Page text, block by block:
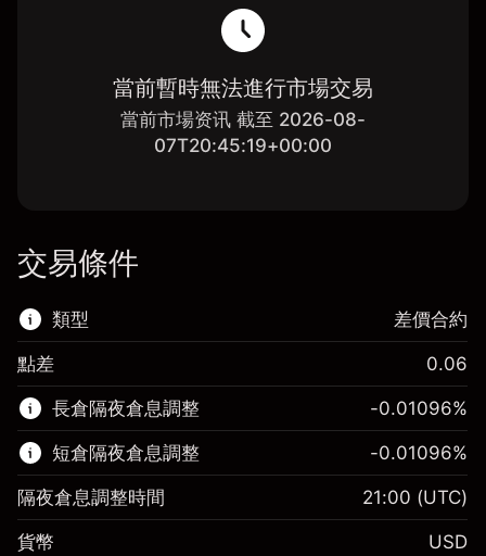
當前暫時無法進行市場交易
當前市場资讯 截至 2026-08-
07T20:45:19+00:00
交易條件
類型
該金融市場可進行差價合約交易。
了解更多：
差價合約
差價合約
點差 0.06
長倉隔夜倉息調整 -0.01096%
短倉隔夜倉息調整 -0.01096%
隔夜倉息調整時間 21:00 (UTC)
貨幣 USD